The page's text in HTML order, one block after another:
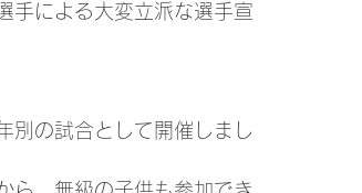
手による大変立派な選手宣
別の試合として開催しまし